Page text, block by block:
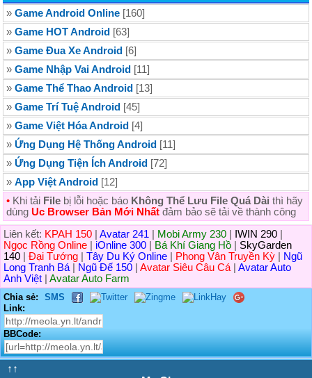
» Game Android Online [160]
» Game HOT Android [63]
» Game Đua Xe Android [6]
» Game Nhập Vai Android [11]
» Game Thể Thao Android [13]
» Game Trí Tuệ Android [45]
» Game Việt Hóa Android [4]
» Ứng Dụng Hệ Thống Android [11]
» Ứng Dụng Tiện Ích Android [72]
» App Việt Android [12]
• Khi tải File bị lỗi hoặc báo Không Thể Lưu File Quá Dài thì hãy
dùng Uc Browser Bản Mới Nhất đảm bảo sẽ tải về thành công
Liên kết: KPAH 150 Avatar 241 Mobi Army 230 IWIN 290
Ngọc Rồng Online
iOnline 300 Bá Khí Giang Hồ
SkyGarden
140
Đại Tướng Tây Du Ký Online Phong Vân Truyền Kỳ
Ngũ
Long Tranh Bá
Ngũ Đế 150 Avatar Siêu Câu Cá
Avatar Auto
Anh Việt
Avatar Auto Farm
Chia sẻ:
SMS
Link:
BBCode:
↑↑